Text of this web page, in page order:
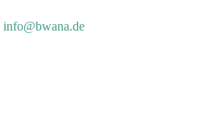
info@bwana.de